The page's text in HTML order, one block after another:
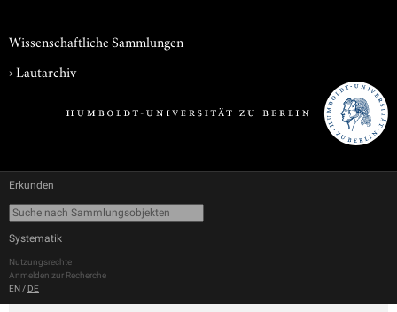
Wissenschaftliche Sammlungen
›Lautarchiv
Erkunden
Systematik
Nutzungsrechte
Anmelden zur Recherche
EN / DE